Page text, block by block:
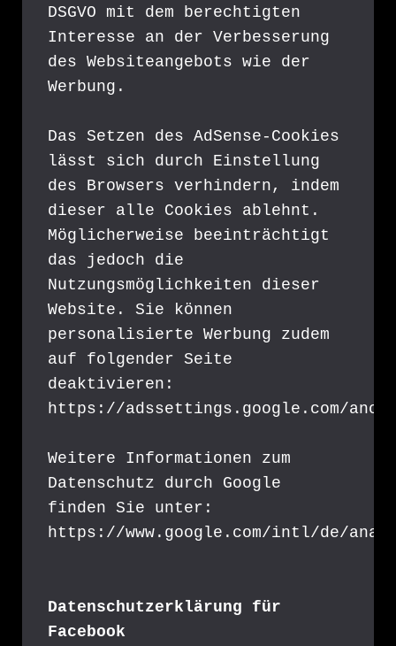
DSGVO mit dem berechtigten
Interesse an der Verbesserung
des Websiteangebots wie der
Werbung.
Das Setzen des AdSense-Cookies
lässt sich durch Einstellung
des Browsers verhindern, indem
dieser alle Cookies ablehnt.
Möglicherweise beeinträchtigt
das jedoch die
Nutzungsmöglichkeiten dieser
Website. Sie können
personalisierte Werbung zudem
auf folgender Seite
deaktivieren:
https://adssettings.google.com/
Weitere Informationen zum
Datenschutz durch Google
finden Sie unter:
https://www.google.com/intl/de/
Datenschutzerklärung für
Facebook